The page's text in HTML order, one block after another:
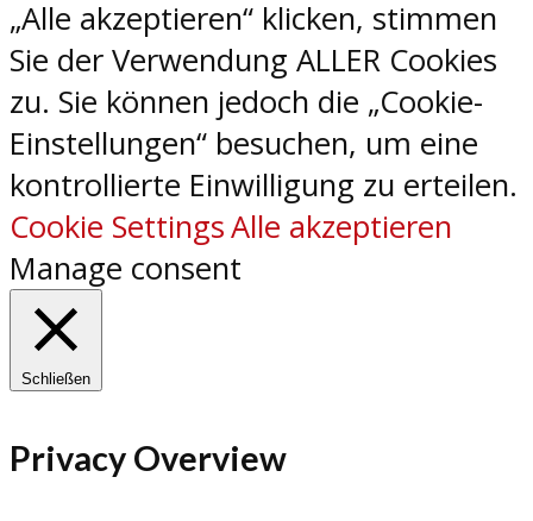
„Alle akzeptieren“ klicken, stimmen
Sie der Verwendung ALLER Cookies
zu. Sie können jedoch die „Cookie-
Einstellungen“ besuchen, um eine
kontrollierte Einwilligung zu erteilen.
Cookie SettingsAlle akzeptieren
Manage consent
Schließen
Privacy Overview